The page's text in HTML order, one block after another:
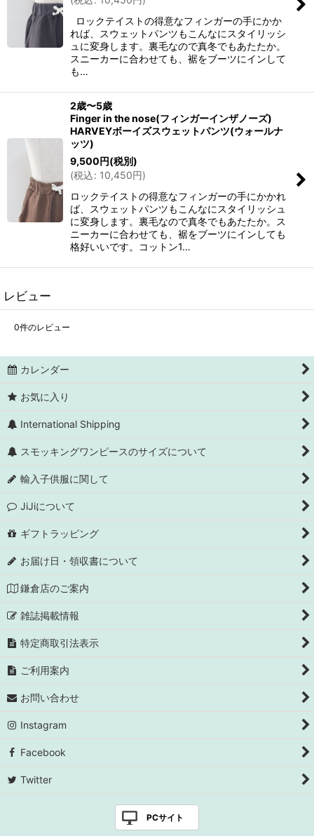
ロックテイストの得意なフィンガーの手にかか
れば、スウェットパンツもこんなにスタイリッシ
ュに変身します。裏毛なので真冬でもあたたか。
スニーカーに合わせても、裾をブーツにインして
も…
2歳〜5歳
Finger in the nose(フィンガーインザノーズ)
HARVEYボーイズスウェットパンツ(ウォールナ
ッツ)
9,500円(税別)
(税込: 10,450円)
ロックテイストの得意なフィンガーの手にかかれ
ば、スウェットパンツもこんなにスタイリッシュ
に変身します。裏毛なので真冬でもあたたか。ス
ニーカーに合わせても、裾をブーツにインしても
格好いいです。コットン1…
レビュー
0件のレビュー
カレンダー
お気に入り
International Shipping
スモッキングワンピースのサイズについて
輸入子供服に関して
JiJiについて
ギフトラッピング
お届け日・領収書について
鎌倉店のご案内
雑誌掲載情報
特定商取引法表示
ご利用案内
お問い合わせ
Instagram
Facebook
Twitter
PCサイト